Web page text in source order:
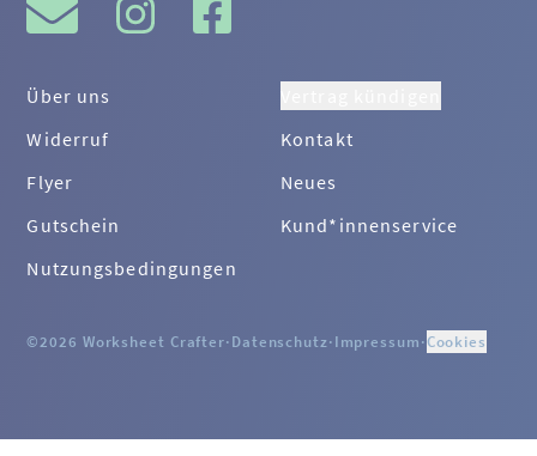
Über uns
Widerruf
Kontakt
Flyer
Neues
Gutschein
Kund*innenservice
Nutzungsbedingungen
©2026 Worksheet Crafter·Datenschutz·Impressum·Cookies